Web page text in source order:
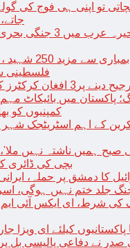
تو اپنی ہی فوج کی
بھارت نے بحیرہ عرب
غزہ پر
فلسطینی
کرکٹرز کیخلاف کارروائی
پاکستان میں بائیکاٹ
کمپنیوں کو
کے اہم اسٹریٹجک شہر
صبح ہمیں ناشتہ نہیں
بچی کی ڈائری
کا دمشق پر حملہ،
جلد ختم نہیں ہوگی،
کی شرط، ای ایکس آئی ایم
پاکستانیوں کیلئے ای ویزا
صدر نے دفاعی پالیسی بل